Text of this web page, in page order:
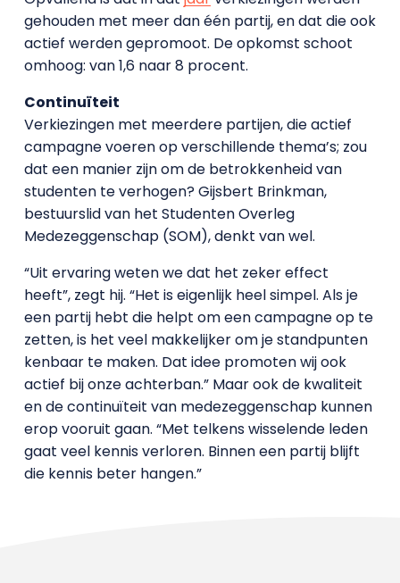
gehouden met meer dan één partij, en dat die ook
actief werden gepromoot. De opkomst schoot
omhoog: van 1,6 naar 8 procent.
Continuïteit
Verkiezingen met meerdere partijen, die actief
campagne voeren op verschillende thema’s; zou
dat een manier zijn om de betrokkenheid van
studenten te verhogen? Gijsbert Brinkman,
bestuurslid van het Studenten Overleg
Medezeggenschap (SOM), denkt van wel.
“Uit ervaring weten we dat het zeker effect
heeft”, zegt hij. “Het is eigenlijk heel simpel. Als je
een partij hebt die helpt om een campagne op te
zetten, is het veel makkelijker om je standpunten
kenbaar te maken. Dat idee promoten wij ook
actief bij onze achterban.” Maar ook de kwaliteit
en de continuïteit van medezeggenschap kunnen
erop vooruit gaan. “Met telkens wisselende leden
gaat veel kennis verloren. Binnen een partij blijft
die kennis beter hangen.”